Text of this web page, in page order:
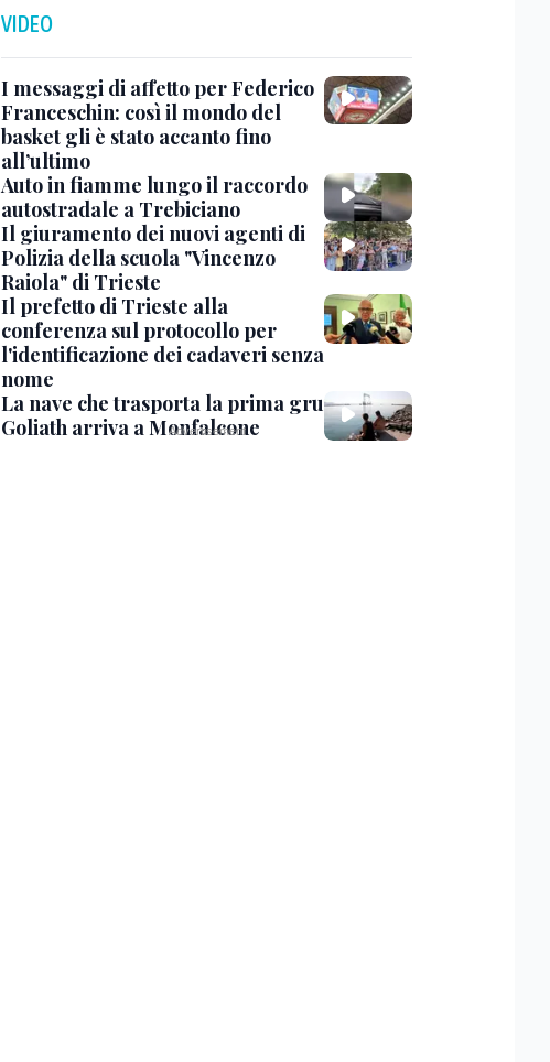
VIDEO
I messaggi di affetto per Federico
Franceschin: così il mondo del
basket gli è stato accanto fino
all’ultimo
Auto in fiamme lungo il raccordo
autostradale a Trebiciano
Il giuramento dei nuovi agenti di
Polizia della scuola "Vincenzo
Raiola" di Trieste
Il prefetto di Trieste alla
conferenza sul protocollo per
l'identificazione dei cadaveri senza
nome
La nave che trasporta la prima gru
Goliath arriva a Monfalcone